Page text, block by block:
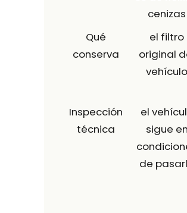
cenizas
Qué
conserva
el filtro
original
vehículo
Inspección
técnica
el
sigue en
de